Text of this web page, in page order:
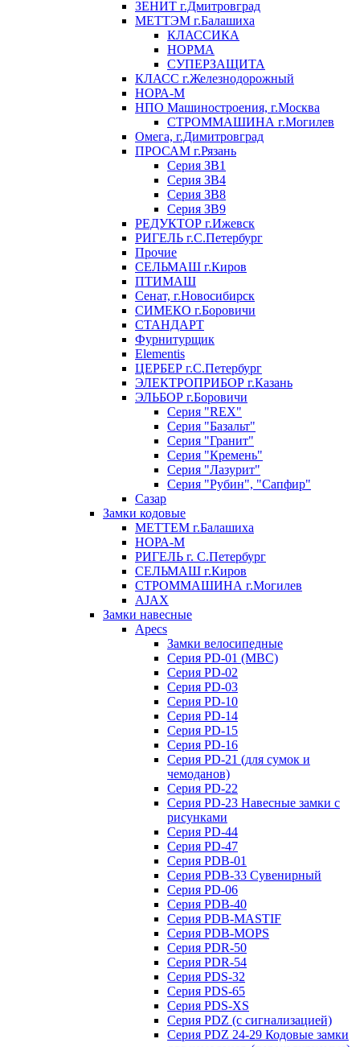
ЗЕНИТ г.Дмитровград
МЕТТЭМ г.Балашиха
КЛАССИКА
НОРМА
СУПЕРЗАЩИТА
КЛАСС г.Железнодорожный
НОРА-М
НПО Машиностроения, г.Москва
СТРОММАШИНА г.Могилев
Омега, г.Димитровград
ПРОСАМ г.Рязань
Серия ЗВ1
Серия ЗВ4
Серия ЗВ8
Серия ЗВ9
РЕДУКТОР г.Ижевск
РИГЕЛЬ г.С.Петербург
Прочие
СЕЛЬМАШ г.Киров
ПТИМАШ
Сенат, г.Новосибирск
СИМЕКО г.Боровичи
СТАНДАРТ
Фурнитурщик
Elementis
ЦЕРБЕР г.С.Петербург
ЭЛЕКТРОПРИБОР г.Казань
ЭЛЬБОР г.Боровичи
Серия "REX"
Серия "Базальт"
Серия "Гранит"
Серия "Кремень"
Серия "Лазурит"
Серия "Рубин", "Сапфир"
Сазар
Замки кодовые
МЕТТЕМ г.Балашиха
НОРА-М
РИГЕЛЬ г. С.Петербург
СЕЛЬМАШ г.Киров
СТРОММАШИНА г.Могилев
AJAX
Замки навесные
Apecs
Замки велосипедные
Серия PD-01 (МВС)
Серия PD-02
Серия PD-03
Серия PD-10
Серия PD-14
Серия PD-15
Серия PD-16
Серия PD-21 (для сумок и
чемоданов)
Серия PD-22
Серия PD-23 Навесные замки с
рисунками
Серия PD-44
Серия PD-47
Серия PDB-01
Серия PDB-33 Сувенирный
Серия PD-06
Серия PDB-40
Серия PDB-MASTIF
Серия PDB-MOPS
Серия PDR-50
Серия PDR-54
Серия PDS-32
Серия PDS-65
Серия PDS-XS
Серия PDZ (с сигнализацией)
Серия PDZ 24-29 Кодовые замки